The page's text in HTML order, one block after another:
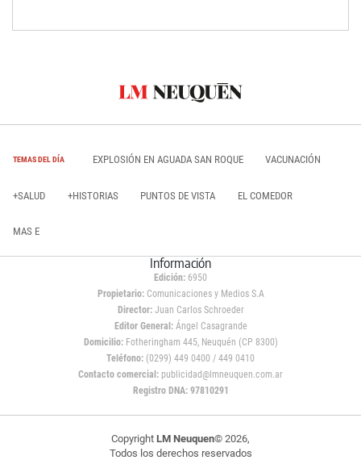
TEMAS DEL DÍA EXPLOSIÓN EN AGUADA SAN ROQUE VACUNACIÓN
+SALUD +HISTORIAS PUNTOS DE VISTA EL COMEDOR
MAS E
Información
Edición: 6950
Propietario:Comunicaciones y Medios S.A
Director: Juan Carlos Schroeder
Editor General:Ángel Casagrande
Domicilio:Fotheringham 445, Neuquén (CP 8300)
Teléfono: (0299) 449 0400 / 449 0410
Contacto comercial: publicidad@lmneuquen.com.ar
Registro DNA: 97810291
Copyright LM Neuquen© 2026,
Todos los derechos reservados